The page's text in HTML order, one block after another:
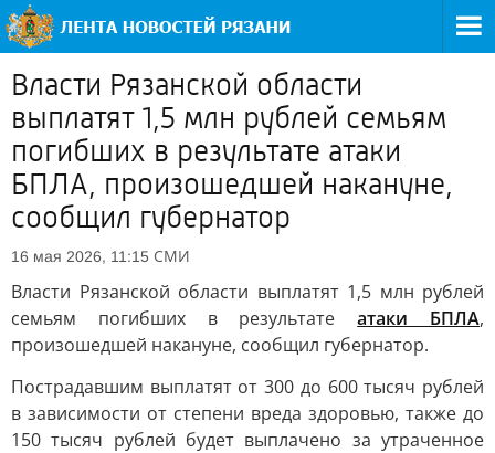
Власти Рязанской области
выплатят 1,5 млн рублей семьям
погибших в результате атаки
БПЛА, произошедшей накануне,
сообщил губернатор
16 мая 2026, 11:15 СМИ
Власти Рязанской области выплатят 1,5 млн рублей
семьям погибших в результатеатаки БПЛА,
произошедшей накануне, сообщил губернатор.
Пострадавшим выплатят от 300 до 600 тысяч рублей
в зависимости от степени вреда здоровью, также до
150 тысяч рублей будет выплачено за утраченное